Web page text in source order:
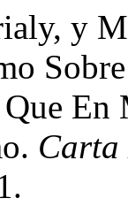
y
En
Carta